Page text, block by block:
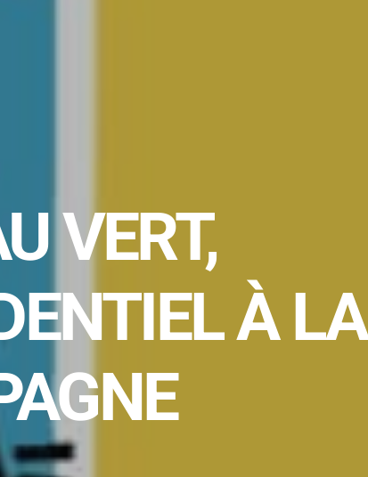
VERT,
À LA